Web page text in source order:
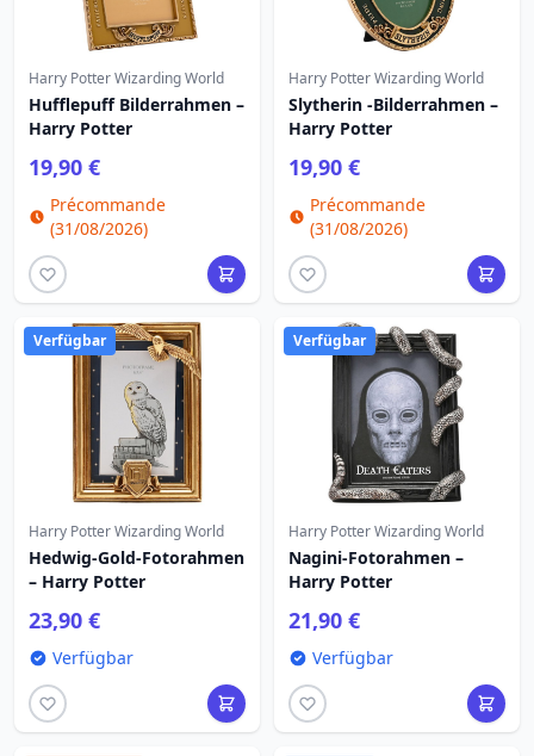
Harry Potter Wizarding World
Hufflepuff Bilderrahmen –
Harry Potter
19,90 €
Précommande
(31/08/2026)
Harry Potter Wizarding World
Slytherin -Bilderrahmen –
Harry Potter
19,90 €
Précommande
(31/08/2026)
Verfügbar
Harry Potter Wizarding World
Hedwig-Gold-Fotorahmen
– Harry Potter
23,90 €
Verfügbar
Verfügbar
Harry Potter Wizarding World
Nagini-Fotorahmen –
Harry Potter
21,90 €
Verfügbar